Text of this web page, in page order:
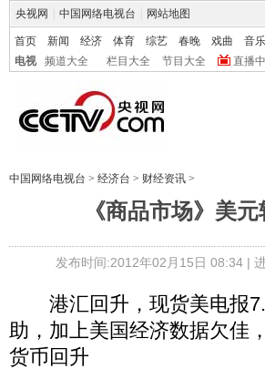
央视网 中国网络电视台 网站地图
首页 新闻 经济 体育 综艺 春晚 戏曲 音乐
电视
频道大全 栏目大全 节目大全 直播
中国网络电视台 > 经济台 > 财经资讯 >
《商品市场》美
发布时间:2012年02月15日 08:34 |
港汇回升，现货美电报
助，加上美国经济数据欠佳
货币回升